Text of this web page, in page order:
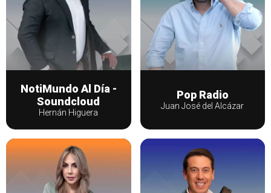
NotiMundo Al Día -
Soundcloud
Hernán Higuera
Pop Radio
Juan José del Alcázar